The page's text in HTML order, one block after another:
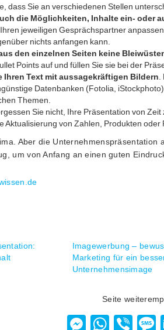
dass Sie an verschiedenen Stellen
die Möglichkeiten, Inhalte ein- oder
jeweiligen Gesprächspartner
nichts anfangen kann.
den einzelnen Seiten keine
Points auf und füllen Sie sie bei der
Ihren Text mit aussagekräftigen Bildern
Datenbanken (Fotolia,
Themen.
Sie nicht, Ihre Präsentation von
Aktualisierung von Zahlen, Produkten oder
Aber die
um von Anfang an einen guten
Imagewerbung –
Marketing für ein
Unternehmensimage
Seite